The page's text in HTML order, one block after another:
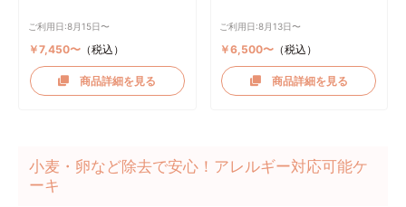
ご利用日:8月15日〜
￥7,450〜（税込）
商品詳細を見る
ご利用日:8月13日〜
￥6,500〜 （税込）
商品詳細を見る
小麦・卵など除去で安心！アレルギー対応可能ケ
ーキ